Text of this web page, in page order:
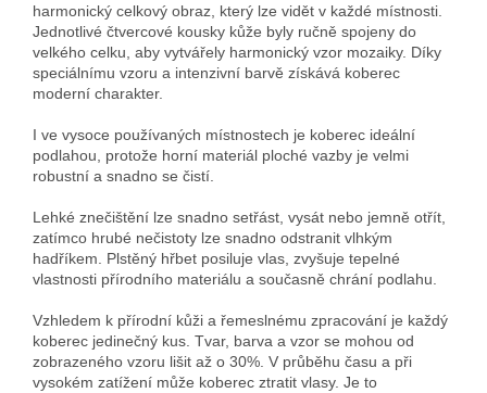
harmonický celkový obraz, který lze vidět v každé místnosti.
Jednotlivé čtvercové kousky kůže byly ručně spojeny do
velkého celku, aby vytvářely harmonický vzor mozaiky. Díky
speciálnímu vzoru a intenzivní barvě získává koberec
moderní charakter.
I ve vysoce používaných místnostech je koberec ideální
podlahou, protože horní materiál ploché vazby je velmi
robustní a snadno se čistí.
Lehké znečištění lze snadno setřást, vysát nebo jemně otřít,
zatímco hrubé nečistoty lze snadno odstranit vlhkým
hadříkem. Plstěný hřbet posiluje vlas, zvyšuje tepelné
vlastnosti přírodního materiálu a současně chrání podlahu.
Vzhledem k přírodní kůži a řemeslnému zpracování je každý
koberec jedinečný kus. Tvar, barva a vzor se mohou od
zobrazeného vzoru lišit až o 30%. V průběhu času a při
vysokém zatížení může koberec ztratit vlasy. Je to